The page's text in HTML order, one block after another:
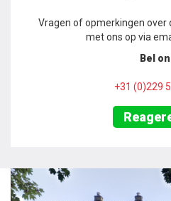
Vragen of opmerkingen over
met ons op via
Bel
+31 (0)229